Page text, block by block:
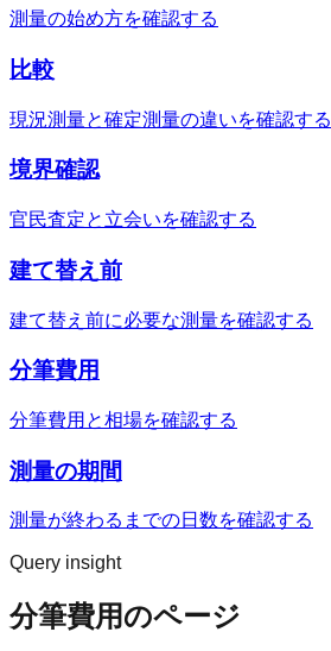
測量の始め方を確認する
比較
現況測量と確定測量の違いを確認する
境界確認
官民査定と立会いを確認する
建て替え前
建て替え前に必要な測量を確認する
分筆費用
分筆費用と相場を確認する
測量の期間
測量が終わるまでの日数を確認する
Query insight
分筆費用のページ